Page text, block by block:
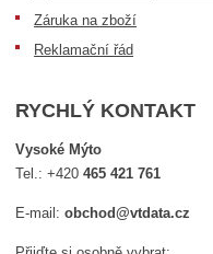
Záruka na zboží
Reklamační řád
RYCHLÝ KONTAKT
Vysoké Mýto
Tel.:+420465 421 761
E-mail:obchod@vtdata.cz